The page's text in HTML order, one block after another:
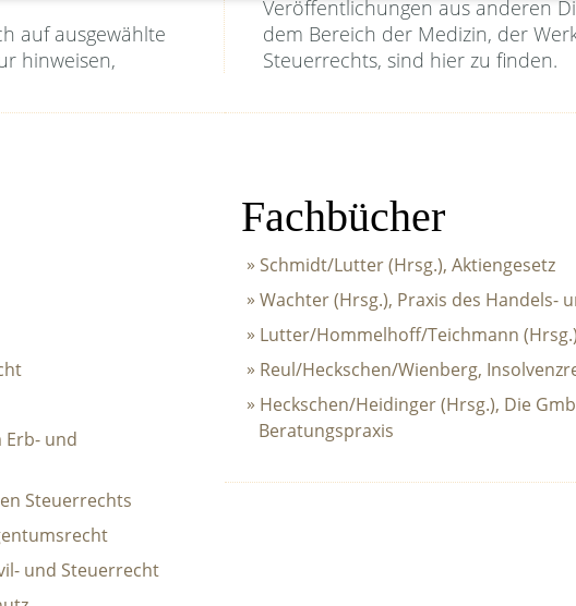
auf ausgewählte
hinweisen,
Veröffentlichungen aus anderen
oder des
Steuerrechts, sind hier zu finden.
und
Steuerrechts
und Steuerrecht
Fachbücher
überspringen
Schmidt/Lutter (Hrsg.), Aktiengesetz
Wachter (Hrsg.), Praxis des Handels-
Lutter/Hommelhoff/Teichmann
Reul/Heckschen/Wienberg,
Heckschen/Heidinger (Hrsg.), Die
Beratungspraxis